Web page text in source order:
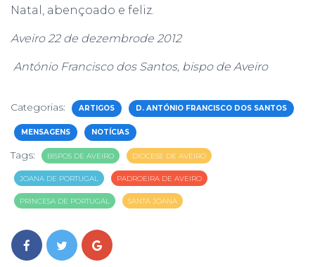
Natal, abençoado e feliz.
Aveiro 22 de dezembrode 2012
António Francisco dos Santos, bispo de Aveiro
Categorias: ARTIGOS D. ANTÓNIO FRANCISCO DOS SANTOS
MENSAGENS NOTÍCIAS
Tags: BISPOS DE AVEIRO DIOCESE DE AVEIRO
JOANA DE PORTUGAL PADROEIRA DE AVEIRO
PRINCESA DE PORTUGAL SANTA JOANA